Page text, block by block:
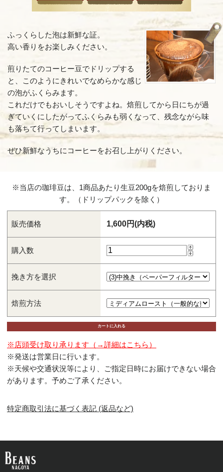
フレ
強い苦
ふっくらした泡は新鮮な証。
高い香りをお楽しみください。
煎りたてのコーヒー豆でドリップする
と、このようにきれいでなめらかな感じ
の泡がふくらみます。
これだけでもおいしそうですよね。焙煎してから日にちが過
ぎていくにしたがってふくらみも弱くなって、残念ながら味
も落ちて行ってしまいます。
ぜひ新鮮なうちにコーヒーをお召し上がりください。
※当店の珈琲豆は、1商品あたり生豆200gを焙煎しておりま
す。（ドリップパックを除く）
販売価格 1,600円(内税)
購入数
挽き方を選択
焙煎方法
※店頭受け取り承ります（→詳細はこちら）
※発送は営業日に行います。
※天候や交通状況等により、ご指定日時にお届けできない場合
があります。予めご了承ください。
特定商取引法に基づく表記 (返品など)